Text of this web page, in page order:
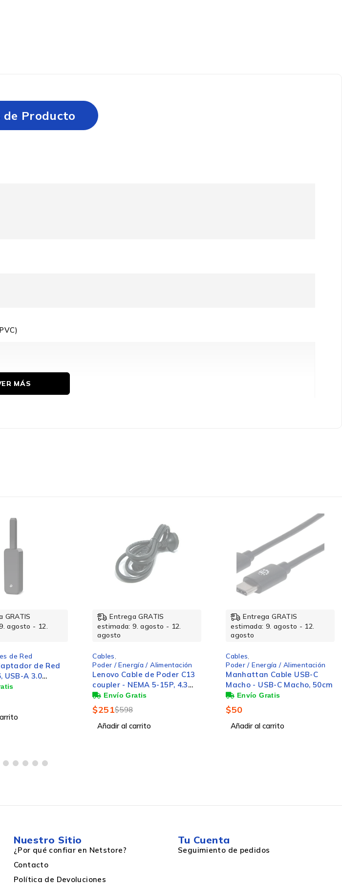
de Producto
MÁS
GRATIS
agosto - 12.
de Red
de Red
USB-A 3.0
Ethernet
1 Gbit/s,
Entrega GRATIS
estimada: 9. agosto - 12.
agosto
Cables
Poder / Energía / Alimentación
Lenovo Cable de Poder C13
coupler - NEMA 5-15P, 4.3
Metros, Negro
$598
$251
Añadir al carrito
Entrega GRATIS
estimada: 9. agosto - 12.
agosto
Cables
Poder / Energía / Alimentación
Manhattan Cable USB-C
Macho - USB-C Macho, 50cm
$50
Añadir al carrito
Nuestro Sitio
¿Por qué confiar en Netstore?
Contacto
Política de Devoluciones
Tu Cuenta
Seguimiento de pedidos